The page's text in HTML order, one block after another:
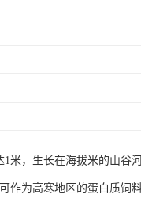
米，生长在海拔米的山
作为高寒地区的蛋白质